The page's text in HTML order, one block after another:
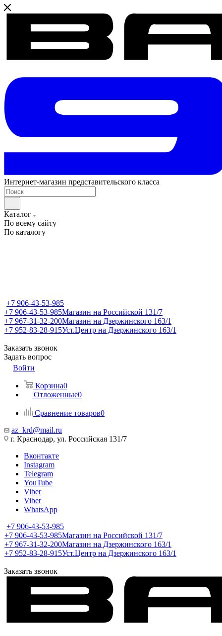
Интернет-магазин представительского класса
Каталог
По всему сайту
По каталогу
+7 906-43-53-985
+7 906-43-53-985Магазин на Российской 131/7
+7 967-31-32-200Магазин на Дзержинского 163/1
+7 952-83-28-915Уст.Центр на Дзержинского 163/1
Заказать звонок
Задать вопрос
Войти
Корзина0
Отложенные0
Сравнение товаров0
az_krd@mail.ru
г. Краснодар, ул. Российская 131/7
Вконтакте
Instagram
Telegram
YouTube
Viber
Viber
WhatsApp
+7 906-43-53-985
+7 906-43-53-985Магазин на Российской 131/7
+7 967-31-32-200Магазин на Дзержинского 163/1
+7 952-83-28-915Уст.Центр на Дзержинского 163/1
Заказать звонок